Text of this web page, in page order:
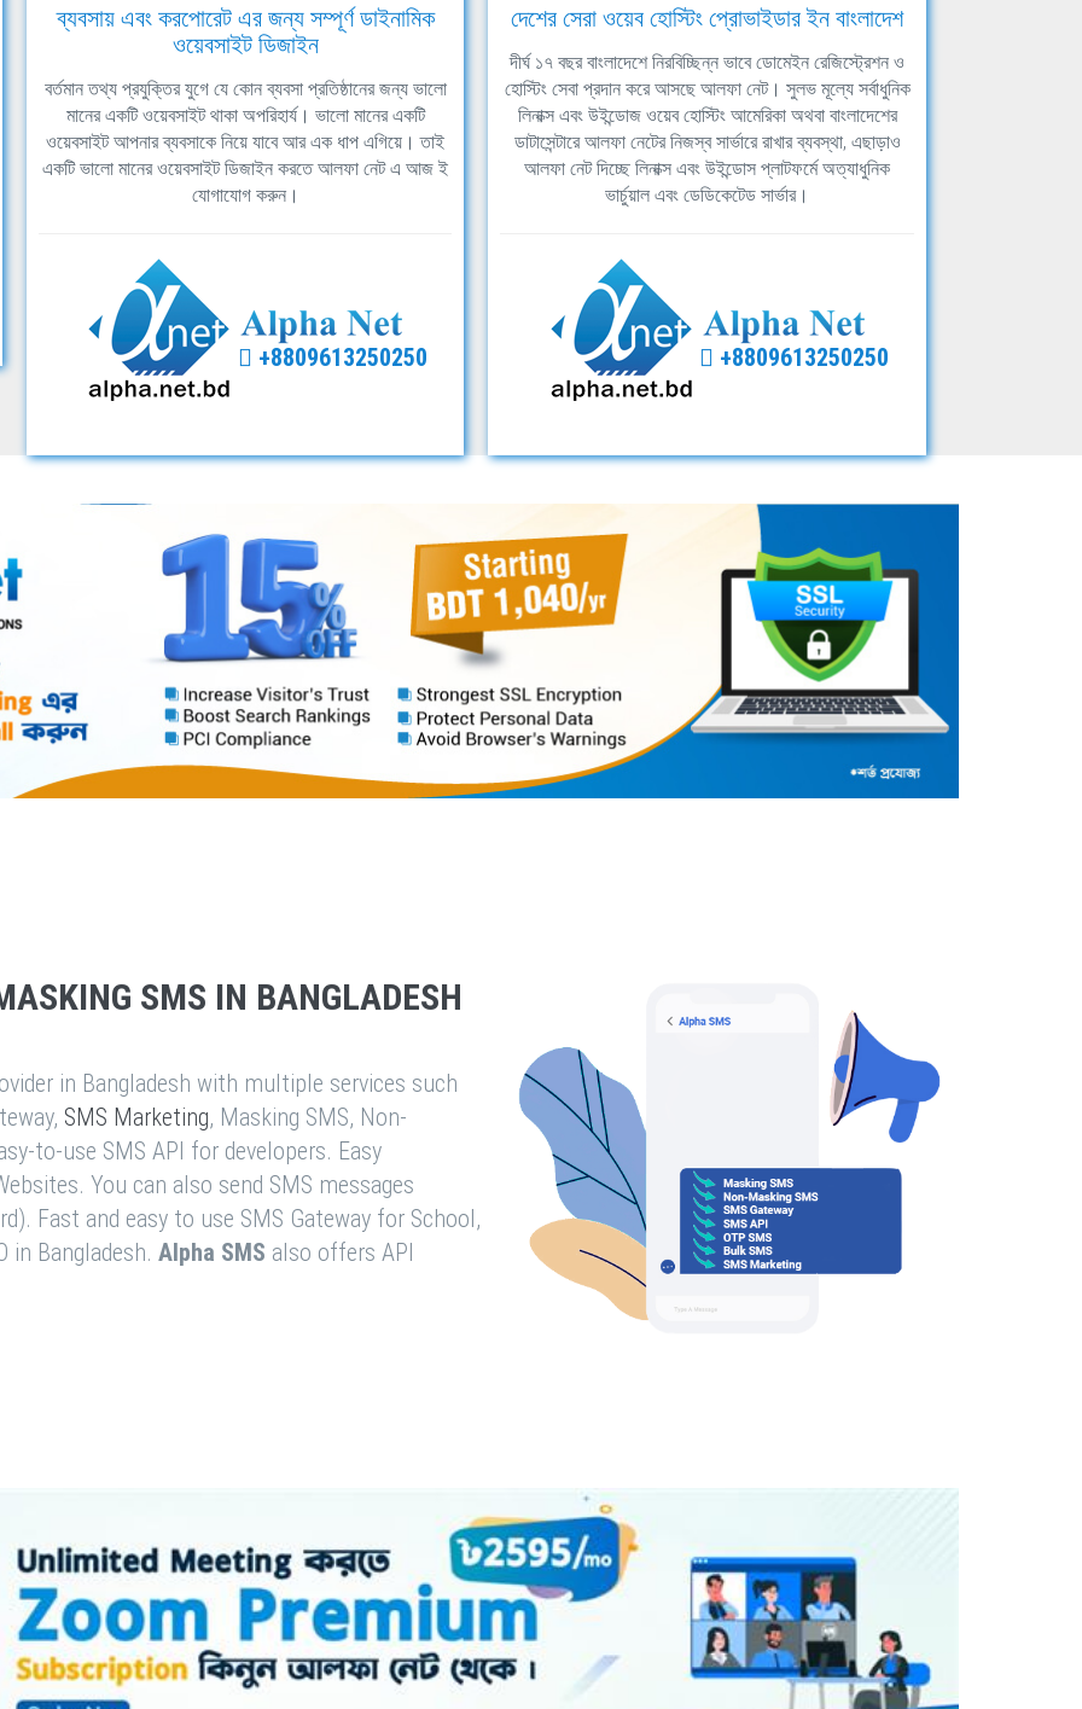
ব্যবসায় এবং করপোরেট এর জন্য সম্পূর্ণ ডাইনামিক
ওয়েবসাইট ডিজাইন
বর্তমান তথ্য প্রযুক্তির যুগে যে কোন ব্যবসা প্রতিষ্ঠানের জন্য ভালো
মানের একটি ওয়েবসাইট থাকা অপরিহার্য। ভালো মানের একটি
ওয়েবসাইট আপনার ব্যবসাকে নিয়ে যাবে আর এক ধাপ এগিয়ে। তাই
একটি ভালো মানের ওয়েবসাইট ডিজাইন করতে আলফা নেট এ আজ ই
যোগাযোগ করুন।
+8809613250250
দেশের সেরা ওয়েব হোস্টিং প্রোভাইডার ইন বাংলাদেশ
দীর্ঘ ১৭ বছর বাংলাদেশে নিরবিচ্ছিন্ন ভাবে ডোমেইন রেজিস্ট্রেশন ও
হোস্টিং সেবা প্রদান করে আসছে আলফা নেট। সুলভ মূল্যে সর্বাধুনিক
লিনাক্স এবং উইন্ডোজ ওয়েব হোস্টিং আমেরিকা অথবা বাংলাদেশের
ডাটাসেন্টারে আলফা নেটের নিজস্ব সার্ভারে রাখার ব্যবস্থা, এছাড়াও
আলফা নেট দিচ্ছে লিনাক্স এবং উইন্ডোস প্লাটফর্মে অত্যাধুনিক
ভার্চুয়াল এবং ডেডিকেটেড সার্ভার।
+8809613250250
SMS IN BANGLADESH
in Bangladesh with multiple services such
SMS Marketing, Masking SMS, Non-
to-use SMS API for developers. Easy
You can also send SMS messages
Fast and easy to use SMS Gateway for School,
in Bangladesh. Alpha SMS also offers API